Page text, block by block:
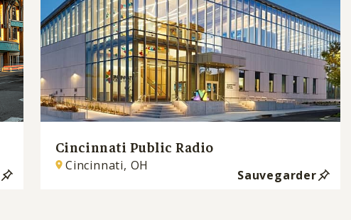
Cincinnati Public Radio
Cincinnati, OH
Sauvegarder